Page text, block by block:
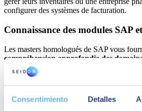
Consentimiento Detalles
configurer des systèmes de facturation.
Connaissance des modules SAP
Les masters homologués de SAP vous
compréhension approfondie des
tels que les finances, les ventes, les achats
formation vous apprendra à unifier les
départements pour optimiser les processus.
comment connecter les inventaires avec le
éviter les ruptures de stock et améliorer